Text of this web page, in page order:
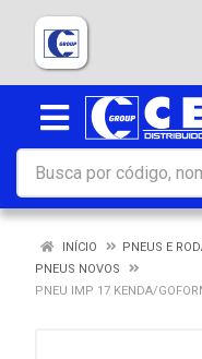
INÍCIO
PNEUS E
PNEUS NOVOS
PNEU IMP 17 KENDA/